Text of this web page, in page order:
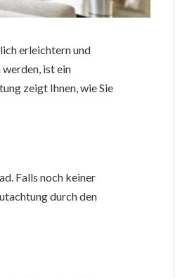
erleichtern und
ist ein
zeigt Ihnen, wie Sie
Falls noch keiner
durch den